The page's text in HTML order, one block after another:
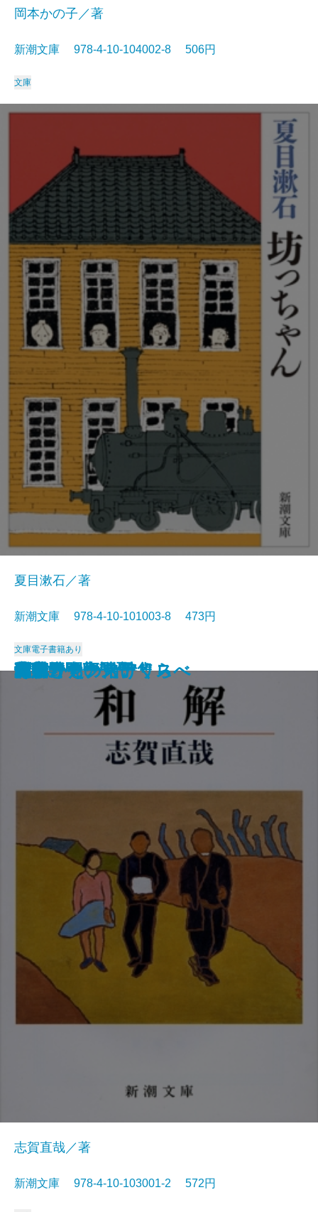
猟銃・闘牛
ヴェルレーヌ詩集
草枕
斜陽
高村光太郎詩集
歌行燈・高野聖
土
真実一路
老妓抄
岡本かの子／著
新潮文庫 978-4-10-104002-8 506円
文庫
坊っちゃん
夏目漱石／著
新潮文庫 978-4-10-101003-8 473円
文庫電子書籍あり
和解
志賀直哉／著
新潮文庫 978-4-10-103001-2 572円
ヰタ・セクスアリス
出家とその弟子
にごりえ・たけくらべ
武蔵野
白痴
青年
雁
それから
門